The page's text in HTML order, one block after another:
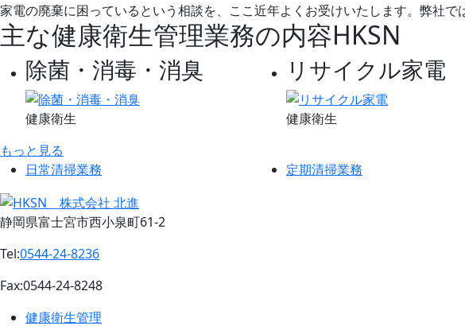
家電の廃棄に困っているという相談を、ここ近年よくお受けいたします。弊社
主な健康衛生管理業務の内容HKSN
除菌・消毒・消臭
健康衛生
リサイクル家電
健康衛生
もっと見る
日常清掃業務
定期清掃業務
静岡県富士宮市西小泉町61-2
Tel:0544-24-8236
Fax:0544-24-8248
健康衛生管理